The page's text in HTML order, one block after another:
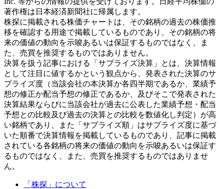
著作権は日本経済新聞社に帰属します。
株探に掲載される株価チャートは、その銘柄の過去の株価推
移を確認する用途で掲載しているものであり、その銘柄の将
来の価値の動向を示唆あるいは保証するものではなく、ま
た、売買を推奨するものではありません。
決算を扱う記事における「サプライズ決算」とは、決算情報
として注目に値するかという観点から、発表された決算のサ
プライズ度（当該会社の本決算か各四半期であるか、業績予
想の修正か配当予想の修正であるか、及びそこで発表された
決算結果ならびに当該会社が過去に公表した業績予想・配当
予想との比較及び過去の決算との比較を数値化し判定）が高
い銘柄であり、また「サプライズ順」はサプライズ度に基づ
いた順番で決算情報を掲載しているものであり、記事に掲載
されている各銘柄の将来の価値の動向を示唆あるいは保証す
るものではなく、また、売買を推奨するものではありませ
ん。
「株探」について